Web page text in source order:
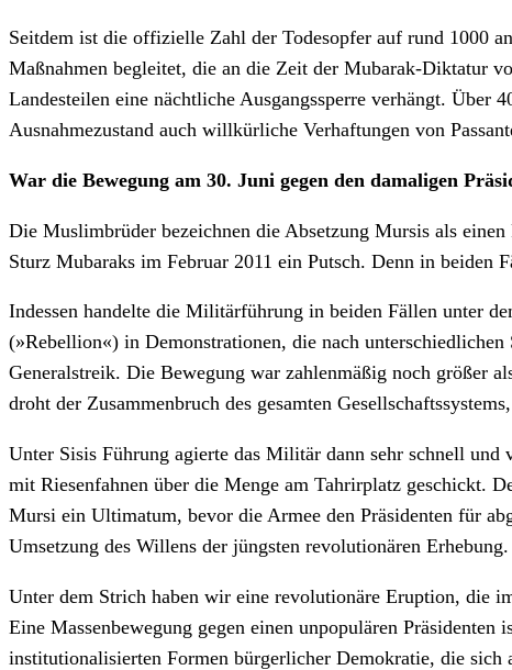
Seitdem ist die offizielle Zahl der Todesopfer auf rund 1000
Maßnahmen begleitet, die an die Zeit der Mubarak-Diktatur
Landesteilen eine nächtliche Ausgangssperre verhängt.
Ausnahmezustand auch willkürliche Verhaftungen von
War die Bewegung am 30. Juni gegen den damaligen
Die Muslimbrüder bezeichnen die Absetzung Mursis als
Sturz Mubaraks im Februar 2011 ein Putsch. Denn in beiden
Indessen handelte die Militärführung in beiden Fällen unter
(»Rebellion«) in Demonstrationen, die nach
Generalstreik. Die Bewegung war zahlenmäßig noch größer
droht der Zusammenbruch des gesamten
Unter Sisis Führung agierte das Militär dann sehr schnell
mit Riesenfahnen über die Menge am Tahrirplatz geschickt.
Mursi ein Ultimatum, bevor die Armee den Präsidenten für
Umsetzung des Willens der jüngsten revolutionären Erhebung.
Unter dem Strich haben wir eine revolutionäre Eruption, die
Eine Massenbewegung gegen einen unpopulären
institutionalisierten Formen bürgerlicher Demokratie, die